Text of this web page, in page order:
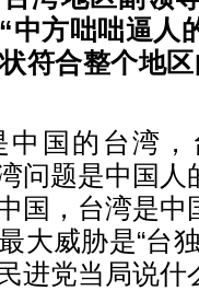
中方咄咄逼人
符合整个地
中国的台湾
问题是中国人
国，台湾是中
大威胁是“台
进党当局说什